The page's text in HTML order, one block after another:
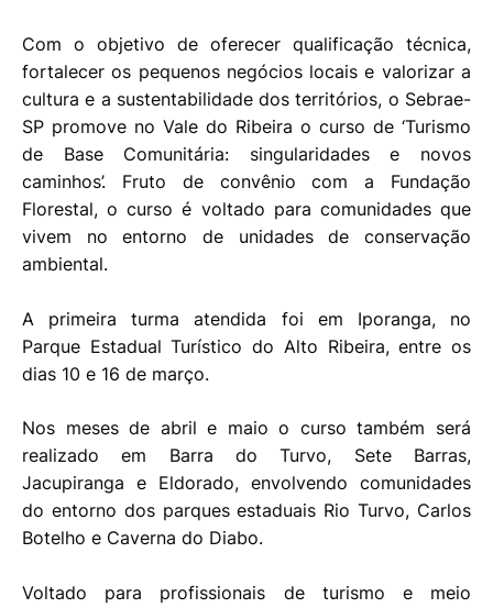
Com o objetivo de oferecer qualificação técnica,
fortalecer os pequenos negócios locais e valorizar a
cultura e a sustentabilidade dos territórios, o Sebrae-
SP promove no Vale do Ribeira o curso de ‘Turismo
de Base Comunitária: singularidades e novos
caminhos’. Fruto de convênio com a Fundação
Florestal, o curso é voltado para comunidades que
vivem no entorno de unidades de conservação
ambiental.
A primeira turma atendida foi em Iporanga, no
Parque Estadual Turístico do Alto Ribeira, entre os
dias 10 e 16 de março.
Nos meses de abril e maio o curso também será
realizado em Barra do Turvo, Sete Barras,
Jacupiranga e Eldorado, envolvendo comunidades
do entorno dos parques estaduais Rio Turvo, Carlos
Botelho e Caverna do Diabo.
Voltado para profissionais de turismo e meio